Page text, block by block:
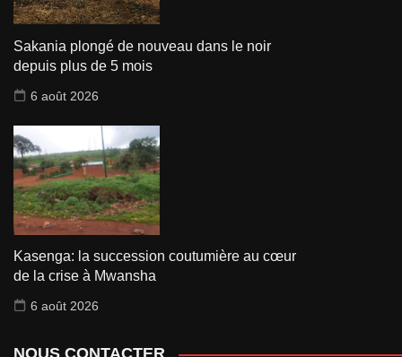
Sakania plongé de nouveau dans le noir
depuis plus de 5 mois
6 août 2026
Kasenga: la succession coutumière au cœur
de la crise à Mwansha
6 août 2026